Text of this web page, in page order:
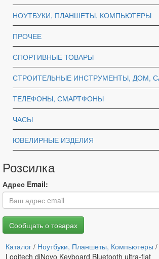
НОУТБУКИ, ПЛАНШЕТЫ, КОМПЬЮТЕРЫ
ПРОЧЕЕ
СПОРТИВНЫЕ ТОВАРЫ
СТРОИТЕЛЬНЫЕ ИНСТРУМЕНТЫ, ДОМ,
ТЕЛЕФОНЫ, СМАРТФОНЫ
ЧАСЫ
ЮВЕЛИРНЫЕ ИЗДЕЛИЯ
Розсилка
Адрес Email:
Каталог / Ноутбуки, Планшеты, Компьютеры /
Logitech diNovo Keyboard Bluetooth ultra-flat